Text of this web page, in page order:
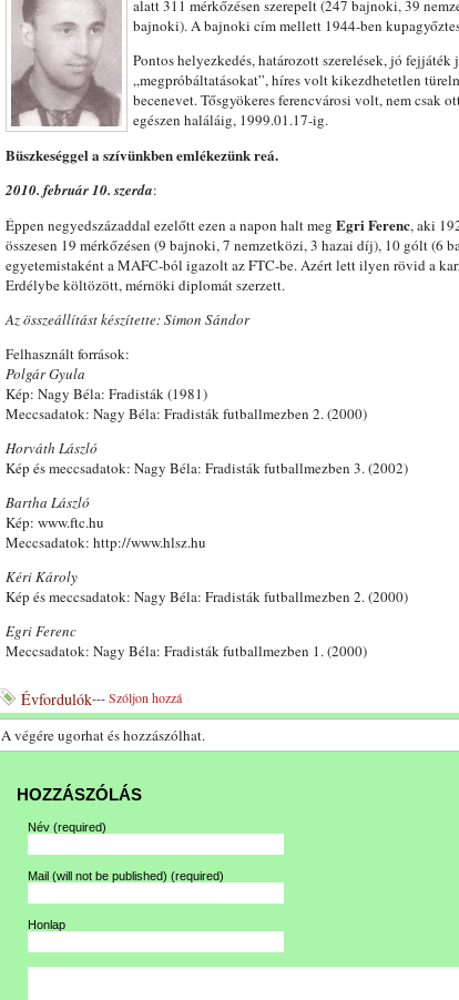
alatt 311 mérkőzésen szerepelt (247 bajnoki, 39
bajnoki). A bajnoki cím mellett 1944-ben
Pontos helyezkedés, határozott szerelések, jó
„megpróbáltatásokat”, híres volt kikezdhetetlen
becenevet. Tősgyökeres ferencvárosi volt, nem csak
egészen haláláig, 1999.01.17-ig.
Büszkeséggel a szívünkben emlékezünk reá.
2010. február 10. szerda:
Éppen negyedszázaddal ezelőtt ezen a napon halt meg Egri Ferenc, aki
összesen 19 mérkőzésen (9 bajnoki, 7 nemzetközi, 3 hazai díj), 10 gólt (6
egyetemistaként a MAFC-ból igazolt az FTC-be. Azért lett ilyen rövid a
Erdélybe költözött, mérnöki diplomát szerzett.
Az összeállítást készítette: Simon Sándor
Felhasznált források:
Polgár Gyula
Kép: Nagy Béla: Fradisták (1981)
Meccsadatok: Nagy Béla: Fradisták futballmezben 2. (2000)
Horváth László
Kép és meccsadatok: Nagy Béla: Fradisták futballmezben 3. (2002)
Bartha László
Kép: www.ftc.hu
Meccsadatok: http://www.hlsz.hu
Kéri Károly
Kép és meccsadatok: Nagy Béla: Fradisták futballmezben 2. (2000)
Egri Ferenc
Meccsadatok: Nagy Béla: Fradisták futballmezben 1. (2000)
Évfordulók---Szóljon hozzá
A végére ugorhat és hozzászólhat.
HOZZÁSZÓLÁS
Név (required)
Mail (will not be published) (required)
Honlap